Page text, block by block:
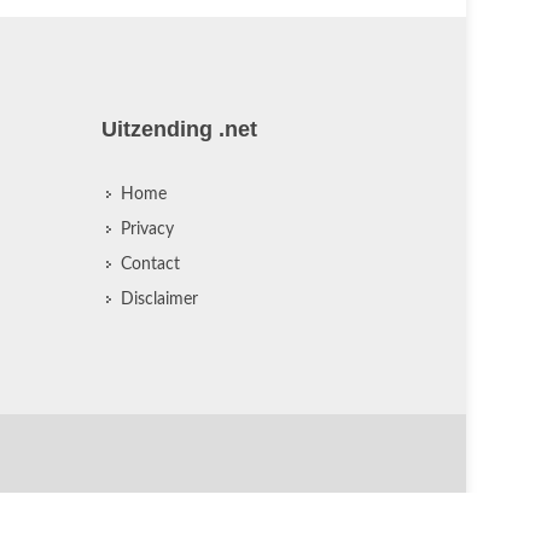
Uitzending .net
Home
Privacy
Contact
Disclaimer